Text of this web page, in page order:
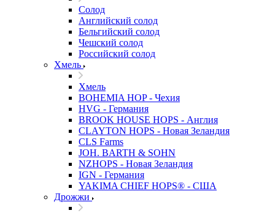
Солод
Английский солод
Бельгийский солод
Чешский солод
Российский солод
Хмель
Хмель
BOHEMIA HOP - Чехия
HVG - Германия
BROOK HOUSE HOPS - Англия
CLAYTON HOPS - Новая Зеландия
CLS Farms
JOH. BARTH & SOHN
NZHOPS - Новая Зеландия
IGN - Германия
YAKIMA CHIEF HOPS® - США
Дрожжи